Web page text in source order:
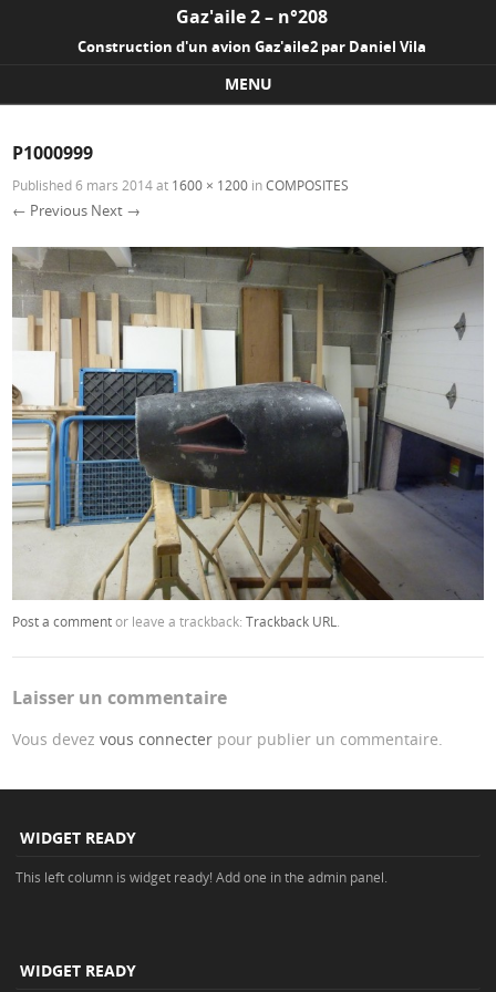
Gaz'aile 2 – n°208
Construction d'un avion Gaz'aile2 par Daniel Vila
MENU
P1000999
Published6 mars 2014at 1600 × 1200 inCOMPOSITES
← Previous Next →
Post a commentor leave a trackback:Trackback URL
Laisser un commentaire
Vous devezvous connecter pour publier un commentaire.
WIDGET READY
This left column is widget ready! Add one in the admin panel.
WIDGET READY